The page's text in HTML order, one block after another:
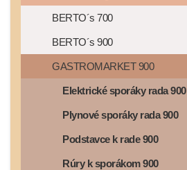
BERTO´s 700
BERTO´s 900
GASTROMARKET 900
Elektrické sporáky rada 900
Plynové sporáky rada 900
Podstavce k rade 900
Rúry k sporákom 900